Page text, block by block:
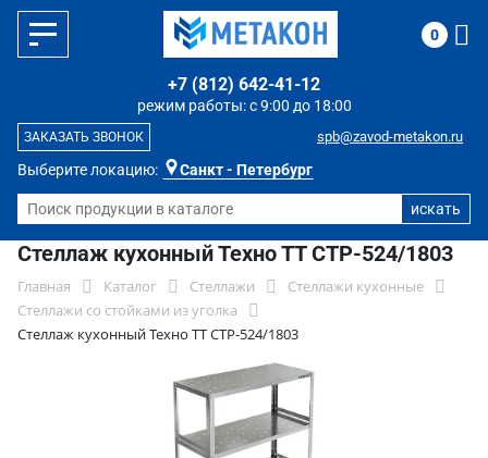
Выберите локацию: Санкт - Петербург
режим работы: с 9:00 до 18:00
+7 (812) 642-41-12
spb@zavod-metakon.ru
ЗАКАЗАТЬ ЗВОНОК
0
Стеллаж кухонный Техно ТТ СТР-524/1803
Главная Каталог Стеллажи
Стеллажи кухонные
Стеллажи со стойками из уголка
Стеллаж кухонный Техно ТТ СТР-524/1803